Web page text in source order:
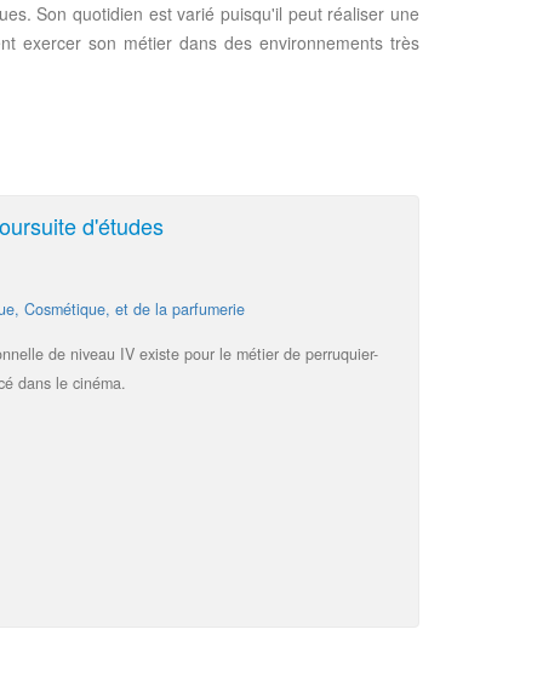
Son quotidien est varié puisqu'il peut réaliser une
exercer son métier dans des environnements très
d'études
Cosmétique, et de la parfumerie
de niveau IV existe pour le métier de perruquier-
dans le cinéma.